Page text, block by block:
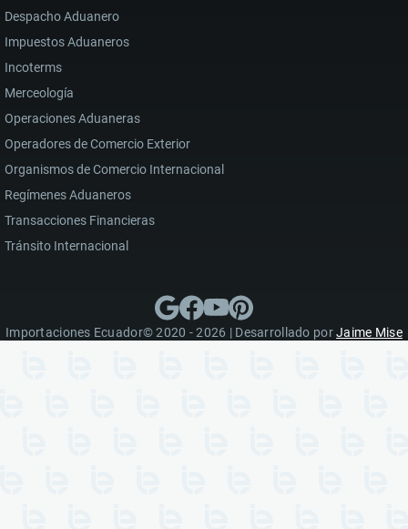
Despacho Aduanero
Impuestos Aduaneros
Incoterms
Merceología
Operaciones Aduaneras
Operadores de Comercio Exterior
Organismos de Comercio Internacional
Regímenes Aduaneros
Transacciones Financieras
Tránsito Internacional
Importaciones Ecuador© 2020 - 2026 | Desarrollado porJaime Mise